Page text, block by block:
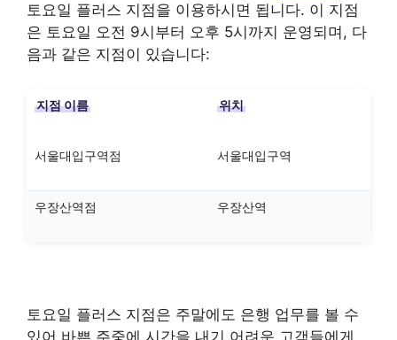
토요일 플러스 지점을 이용하시면 됩니다. 이 지점
은 토요일 오전 9시부터 오후 5시까지 운영되며, 다
음과 같은 지점이 있습니다:
지점 이름 위치
서울대입구역점 서울대입구역
우장산역점 우장산역
토요일 플러스 지점은 주말에도 은행 업무를 볼 수
있어 바쁜 주중에 시간을 내기 어려운 고객들에게